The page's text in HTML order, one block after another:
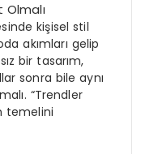
kişisel stil
akımları gelip
bir tasarım,
sonra bile aynı
“Trendler
temelini